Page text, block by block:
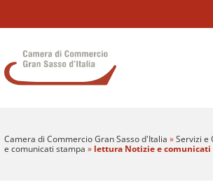
Vai al Contenuto principale della
Camera di Commercio Gran Sasso
Camera di Commercio Gran Sasso d'Italia »Servizi e
e comunicati stampa » lettura Notizie e comunicati